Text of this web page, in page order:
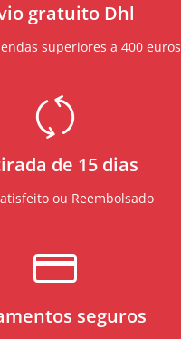
gratuito Dhl
superiores a 400 euros
de 15 dias
ou Reembolsado
seguros